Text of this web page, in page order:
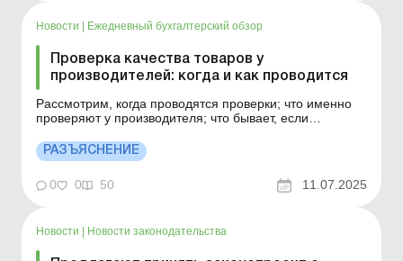
Новости | Ежедневный бухгалтерский обзор
Проверка качества товаров у
производителей: когда и как проводится
Рассмотрим, когда проводятся проверки; что именно
проверяют у производителя; что бывает, если
удаленная проверка и т. д. Когда вы приобретаете
товар в магазине или онлайн, вы ожидаете, что он
безопасен и отвечает стандартам. Но что делать, если
он ...
РАЗЪЯСНЕНИЕ
0 0 50 11.07.2025
Новости Новости законодательства